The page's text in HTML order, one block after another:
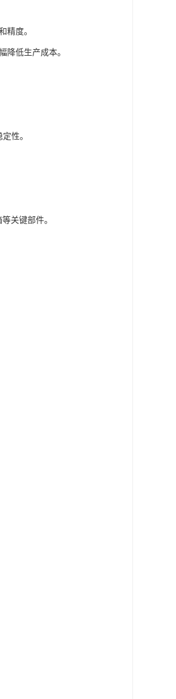
精度。
降低生产成本。
性。
关键部件。